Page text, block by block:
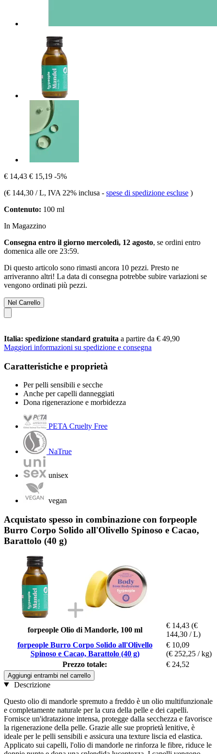
€ 14,43 € 15,19 -5%
(€ 144,30 / L, IVA 22% inclusa - spese di spedizione escluse )
Contenuto: 100 ml
In Magazzino
Consegna entro il giorno mercoledì, 12 agosto, se ordini entro
domenica alle ore 23:59.
Di questo articolo sono rimasti ancora 10 pezzi. Presto ne
arriveranno altri! La data di consegna potrebbe subire variazioni se
vengono ordinati più pezzi.
Nel Carrello
Italia: spedizione standard gratuita a partire da € 49,90
Maggiori informazioni su spedizione e consegna
Caratteristiche e proprietà
Per pelli sensibili e secche
Anche per capelli danneggiati
Dona rigenerazione e morbidezza
PETA Cruelty Free
NaTrue
unisex
vegan
Acquistato spesso in combinazione con forpeople
Burro Corpo Solido all'Olivello Spinoso e Cacao,
Barattolo (40 g)
forpeople Olio di Mandorle, 100 ml
€ 14,43 (€
144,30 / L)
forpeople Burro Corpo Solido all'Olivello
Spinoso e Cacao, Barattolo (40 g)
€ 10,09
(€ 252,25 / kg)
Prezzo totale:
€ 24,52
Aggiungi entrambi nel carrello
Descrizione
Questo olio di mandorle spremuto a freddo è un olio multifunzionale
e completamente naturale per la cura della pelle e dei capelli.
Fornisce un'idratazione intensa, protegge dalla secchezza e favorisce
la rigenerazione della pelle. Grazie alle sue proprietà lenitive, è
ideale per le pelli sensibili e assicura una texture liscia ed elastica.
Applicato sui capelli, l'olio di mandorle ne rinforza le fibre, riduce le